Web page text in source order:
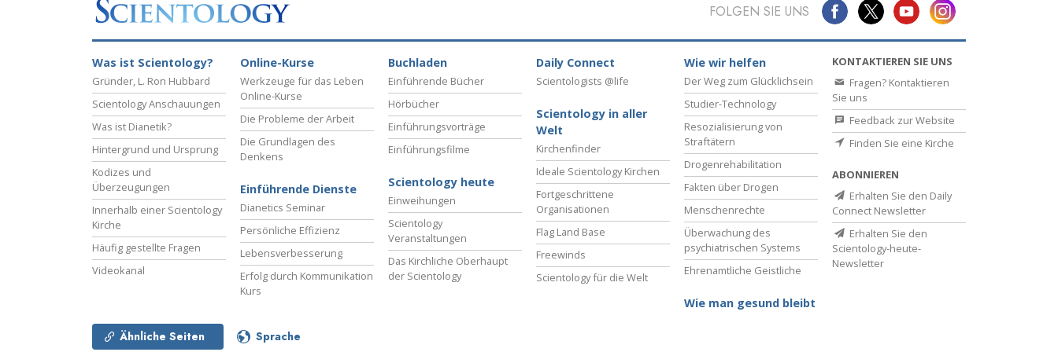
Liebe und Hass – Was ist Größe?
Antworten auf das Drogenproblem
Werkzeuge für den Arbeitsplatz
Ethik und die Zustände
Die Ursache von Unterdrückung
Grundlagen des Organisierens
Die Grundlagen von Public Relations
Die Technologie des Studierens
FOLGEN SIE UNS
Was ist Scientology?
Gründer, L. Ron Hubbard
Scientology Anschauungen
Was ist Dianetik?
Hintergrund und Ursprung
Kodizes und
Überzeugungen
Innerhalb einer Scientology
Kirche
Häufig gestellte Fragen
Videokanal
Online-Kurse
Werkzeuge für das Leben
Online-Kurse
Die Probleme der Arbeit
Die Grundlagen des
Denkens
Einführende Dienste
Dianetics Seminar
Persönliche Effizienz
Lebensverbesserung
Erfolg durch Kommunikation
Kurs
Buchladen
Einführende Bücher
Hörbücher
Einführungsvorträge
Einführungsfilme
Scientology heute
Einweihungen
Scientology
Veranstaltungen
Das Kirchliche Oberhaupt
der Scientology
Daily Connect
Scientologists @life
Scientology in aller
Welt
Kirchenfinder
Ideale Scientology Kirchen
Fortgeschrittene
Organisationen
Flag Land Base
Freewinds
Scientology für die Welt
Wie wir helfen
Der Weg zum Glücklichsein
Studier-Technology
Resozialisierung von
Straftätern
Drogenrehabilitation
Fakten über Drogen
Menschenrechte
Überwachung des
psychiatrischen Systems
Ehrenamtliche Geistliche
Wie man gesund bleibt
KONTAKTIEREN SIE UNS
Fragen? Kontaktieren
Sie uns
Feedback zur Website
Finden Sie eine Kirche
ABONNIEREN
Erhalten Sie den Daily
Connect Newsletter
Erhalten Sie den
Scientology-heute-
Newsletter
Ähnliche Seiten Sprache